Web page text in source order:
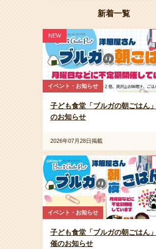
新着一覧
NEW
イベント・お知らせ
子ども食堂「ブルガの朝ごはん
のお知らせ
2026年07月28日掲載
イベント・お知らせ
子ども食堂「ブルガの朝ごはん
催のお知らせ